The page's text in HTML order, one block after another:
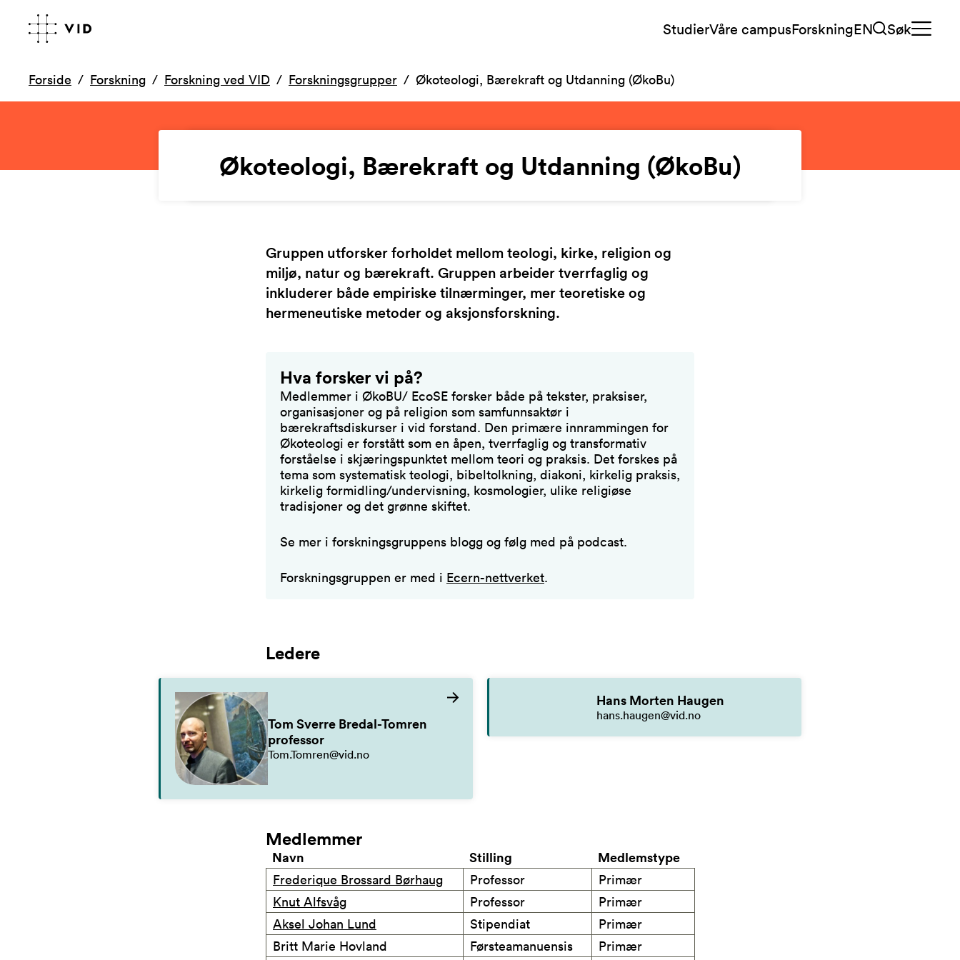
StudierVåre campusForskningEN Søk
Forside Forskning Forskning ved VID Forskningsgrupper Økoteologi, Bærekraft og Utdanning (ØkoBu)
Økoteologi, Bærekraft og Utdanning (ØkoBu)
Gruppen utforsker forholdet mellom teologi, kirke, religion og
miljø, natur og bærekraft. Gruppen arbeider tverrfaglig og
inkluderer både empiriske tilnærminger, mer teoretiske og
hermeneutiske metoder og aksjonsforskning.
Hva forsker vi på?
Medlemmer i ØkoBU/ EcoSE forsker både på tekster, praksiser,
organisasjoner og på religion som samfunnsaktør i
bærekraftsdiskurser i vid forstand. Den primære innrammingen for
Økoteologi er forstått som en åpen, tverrfaglig og transformativ
forståelse i skjæringspunktet mellom teori og praksis. Det forskes på
tema som systematisk teologi, bibeltolkning, diakoni, kirkelig praksis,
kirkelig formidling/undervisning, kosmologier, ulike religiøse
tradisjoner og det grønne skiftet.
Se mer i forskningsgruppens blogg og følg med på podcast.
Forskningsgruppen er med i Ecern-nettverket.
Ledere
Tom Sverre Bredal-Tomren
professor
Tom.Tomren@vid.no
Hans Morten Haugen
hans.haugen@vid.no
Medlemmer
Navn Stilling
Medlemstype
Frederique Brossard Børhaug
Professor
Primær
Knut Alfsvåg
Professor
Primær
Aksel Johan Lund
Stipendiat
Primær
Britt Marie Hovland
Førsteamanuensis
Primær